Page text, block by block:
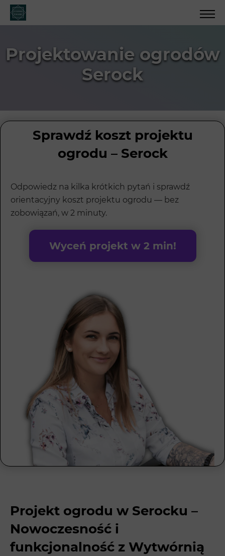
Projektowanie ogrodów
Serock
Sprawdź koszt projektu
ogrodu – Serock
Odpowiedz na kilka krótkich pytań i sprawdź
orientacyjny koszt projektu ogrodu — bez
zobowiązań, w 2 minuty.
Wyceń projekt w 2 min!
Projekt ogrodu w Serocku –
Nowoczesność i
funkcjonalność z Wytwórnią